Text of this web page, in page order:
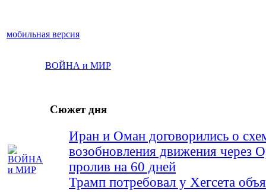
мобильная версия
ВОЙНА и МИР
Сюжет дня
Иран и Оман договорились о
возобновления движения через
пролив на 60 дней
Трамп потребовал у Хегсета